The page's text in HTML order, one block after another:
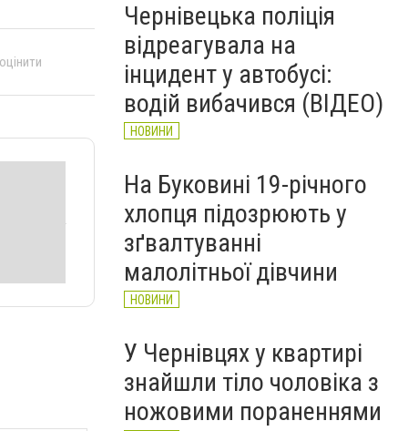
Перевернута машина на
Скальда у Чернівцях: водій
був нетверезий
НОВИНИ
12:18
ВчораЧернівецька поліція
відреагувала на
інцидент у автобусі:
водій вибачився (ВІДЕО)
НОВИНИ
На Буковині 19-річного
хлопця підозрюють у
зґвалтуванні
малолітньої дівчини
НОВИНИ
У Чернівцях у квартирі
знайшли тіло чоловіка з
ножовими пораненнями